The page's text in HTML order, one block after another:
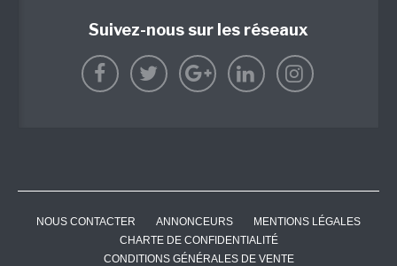
Suivez-nous sur les réseaux
NOUS CONTACTER ANNONCEURS
MENTIONS LÉGALES
CHARTE DE CONFIDENTIALITÉ
CONDITIONS GÉNÉRALES DE VENTE